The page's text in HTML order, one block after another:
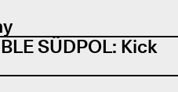
SÜDPOL: Kick